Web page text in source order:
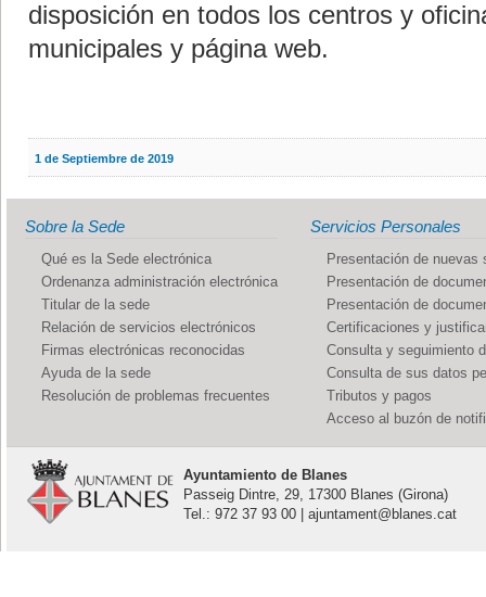
disposición en todos los centros y
municipales y página web.
1 de Septiembre de 2019
Sobre la Sede
Qué es la Sede electrónica
Ordenanza administración electrónica
Titular de la sede
Relación de servicios electrónicos
Firmas electrónicas reconocidas
Ayuda de la sede
Resolución de problemas frecuentes
Servicios Personales
Presentación de nuevas
Presentación de
Presentación de
Certificaciones y
Consulta y seguimiento
Consulta de sus datos
Tributos y pagos
Acceso al buzón de
Ayuntamiento de Blanes
Passeig Dintre, 29, 17300 Blanes (Girona)
Tel.: 972 37 93 00 | ajuntament@blanes.cat